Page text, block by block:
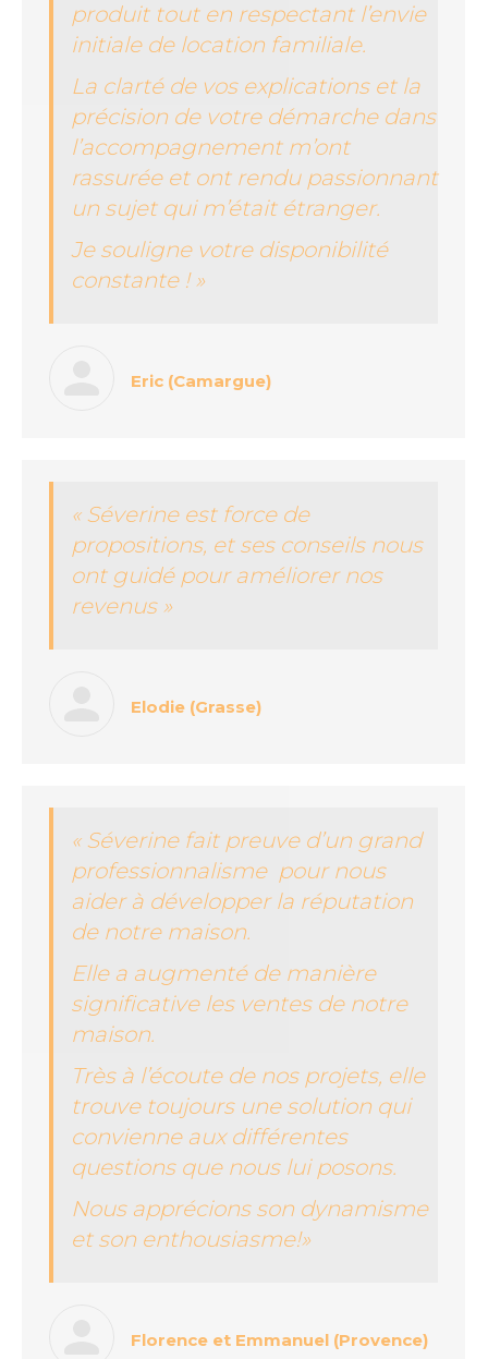
produit tout en respectant l’envie
initiale de location familiale.
La clarté de vos explications et la
précision de votre démarche dans
l’accompagnement m’ont
rassurée et ont rendu passionnant
un sujet qui m’était étranger.
Je souligne votre disponibilité
constante ! »
Eric (Camargue)
« Séverine est force de
propositions, et ses conseils nous
ont guidé pour améliorer nos
revenus »
Elodie (Grasse)
« Séverine fait preuve d’un grand
professionnalisme pour nous
aider à développer la réputation
de notre maison.
Elle a augmenté de manière
significative les ventes de notre
maison.
Très à l’écoute de nos projets, elle
trouve toujours une solution qui
convienne aux différentes
questions que nous lui posons.
Nous apprécions son dynamisme
et son enthousiasme!»
Florence et Emmanuel (Provence)